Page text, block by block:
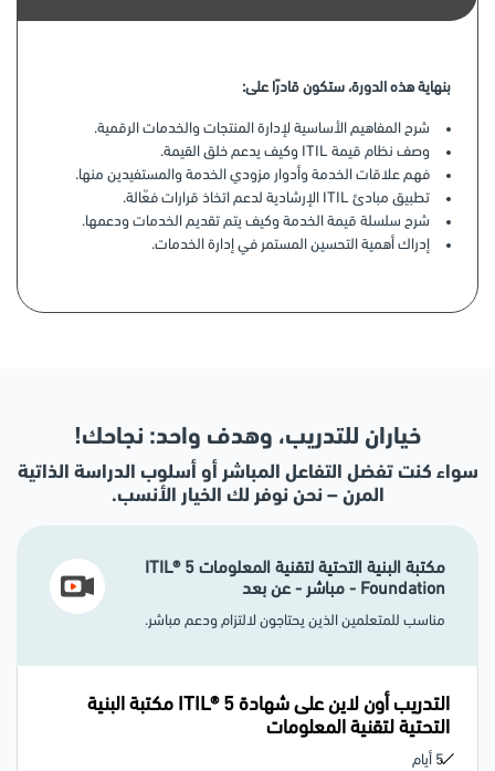
بنهاية هذه الدورة، ستكون قادرًا على:
شرح المفاهيم الأساسية لإدارة المنتجات والخدمات الرقمية.
وصف نظام قيمة ITIL وكيف يدعم خلق القيمة.
فهم علاقات الخدمة وأدوار مزودي الخدمة والمستفيدين منها.
تطبيق مبادئ ITIL الإرشادية لدعم اتخاذ قرارات فعّالة.
شرح سلسلة قيمة الخدمة وكيف يتم تقديم الخدمات ودعمها.
إدراك أهمية التحسين المستمر في إدارة الخدمات.
خياران للتدريب، وهدف واحد: نجاحك!
سواء كنت تفضل التفاعل المباشر أو أسلوب الدراسة الذاتية
المرن – نحن نوفر لك الخيار الأنسب.
مكتبة البنية التحتية لتقنية المعلومات ITIL® 5
Foundation - مباشر - عن بعد
مناسب للمتعلمين الذين يحتاجون لالتزام ودعم مباشر.
التدريب أون لاين على شهادة ITIL® 5 مكتبة البنية
التحتية لتقنية المعلومات
5 أيام